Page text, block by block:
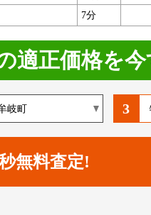
7分
適正価格を
3